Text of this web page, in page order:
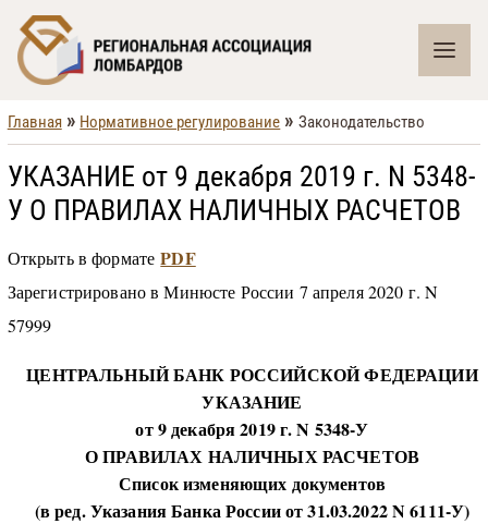
Главная » Нормативное регулирование » Законодательство
УКАЗАНИЕ от 9 декабря 2019 г. N 5348-
У О ПРАВИЛАХ НАЛИЧНЫХ РАСЧЕТОВ
Открыть в форматеPDF
Зарегистрировано в Минюсте России 7 апреля 2020 г. N
57999
ЦЕНТРАЛЬНЫЙ БАНК РОССИЙСКОЙ ФЕДЕРАЦИИ
УКАЗАНИЕ
от 9 декабря 2019 г. N 5348-У
О ПРАВИЛАХ НАЛИЧНЫХ РАСЧЕТОВ
Список изменяющих документов
(в ред. Указания Банка России от 31.03.2022 N 6111-У)